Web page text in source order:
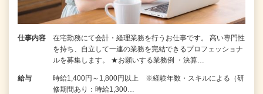
仕事内容
在宅勤務にて会計・経理業務を行うお仕事です。 高い専門性
を持ち、自立して一連の業務を完結できるプロフェッショナ
ルを募集します。 ★お願いする業務例 ・決算…
給与
時給1,400円～1,800円以上 ※経験年数・スキルによる（研
修期間あり：時給1,300…